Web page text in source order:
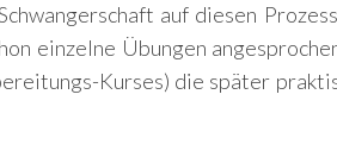
auf diesen
einzelne Übungen
Kurses) die später